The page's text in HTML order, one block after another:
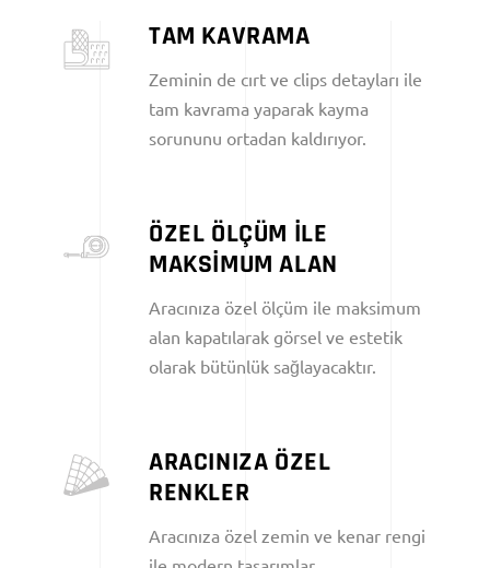
TAM KAVRAMA
Zeminin de cırt ve clips detayları ile
tam kavrama yaparak kayma
sorununu ortadan kaldırıyor.
ÖZEL ÖLÇÜM İLE
MAKSİMUM ALAN
Aracınıza özel ölçüm ile maksimum
alan kapatılarak görsel ve estetik
olarak bütünlük sağlayacaktır.
ARACINIZA ÖZEL
RENKLER
Aracınıza özel zemin ve kenar rengi